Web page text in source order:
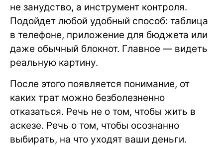
не занудство, а инструмент контроля.
Подойдет любой удобный способ: таблица
в телефоне, приложение для бюджета или
даже обычный блокнот. Главное — видеть
реальную картину.
После этого появляется понимание, от
каких трат можно безболезненно
отказаться. Речь не о том, чтобы жить в
аскезе. Речь о том, чтобы осознанно
выбирать, на что уходят ваши деньги.